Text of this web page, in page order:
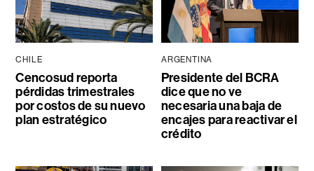
CHILE
Cencosud reporta
pérdidas trimestrales
por costos de su nuevo
plan estratégico
ARGENTINA
Presidente del BCRA
dice que no ve
necesaria una baja de
encajes para reactivar el
crédito